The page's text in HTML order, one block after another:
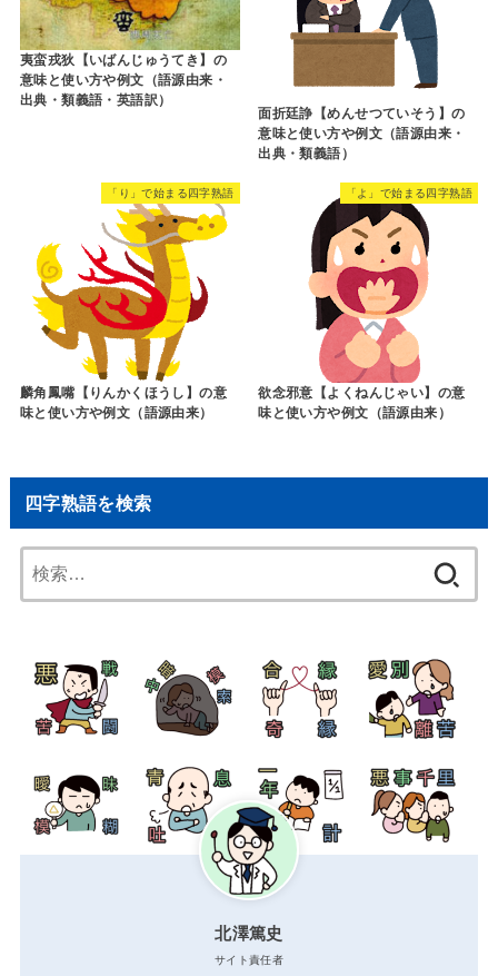
夷蛮戎狄【いばんじゅうてき】の
意味と使い方や例文（語源由来・
出典・類義語・英語訳）
面折廷諍【めんせつていそう】の
意味と使い方や例文（語源由来・
出典・類義語）
「り」で始まる四字熟語
麟角鳳嘴【りんかくほうし】の意
味と使い方や例文（語源由来）
「よ」で始まる四字熟語
欲念邪意【よくねんじゃい】の意
味と使い方や例文（語源由来）
四字熟語を検索
索:
北澤篤史
サイト責任者